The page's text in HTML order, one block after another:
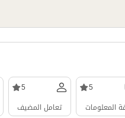
5
المعلومات
5
تعامل المضيف